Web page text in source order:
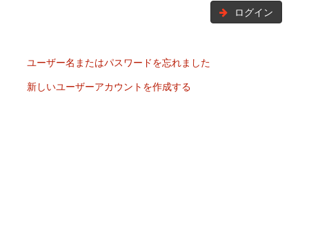
ログイン
ユーザー名またはパスワードを忘れました
新しいユーザーアカウントを作成する